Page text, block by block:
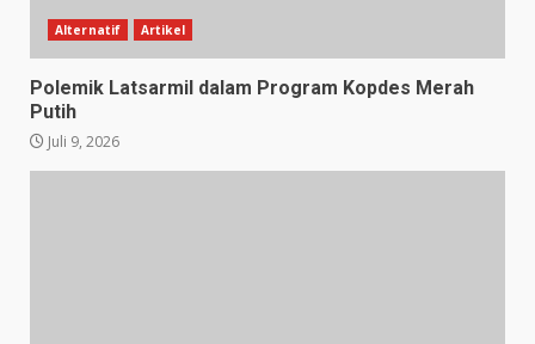
Alternatif Artikel
Polemik Latsarmil dalam Program Kopdes Merah
Putih
Juli 9, 2026